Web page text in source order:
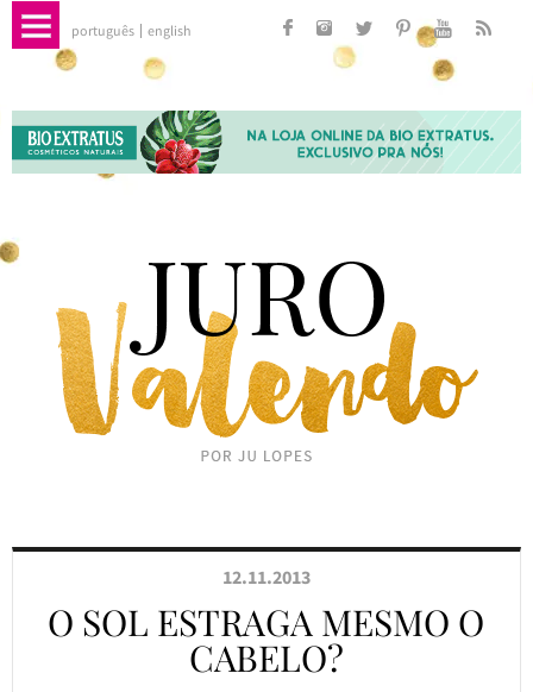
português english
12.11.2013
O SOL ESTRAGA MESMO O
CABELO?